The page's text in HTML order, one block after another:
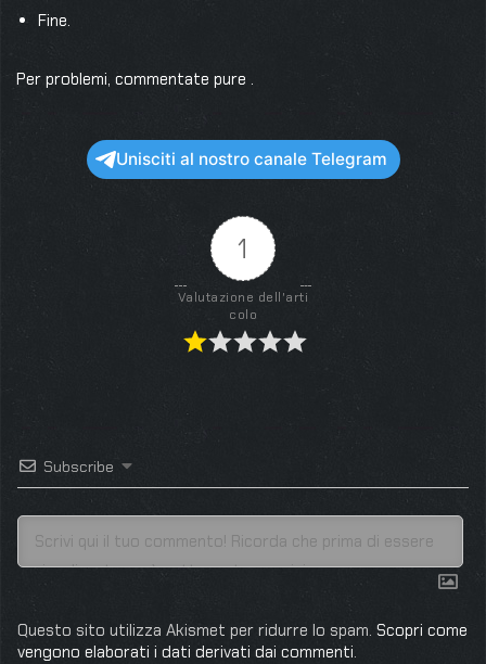
Fine.
Per problemi, commentate pure .
Unisciti al nostro canale Telegram
1
Valutazione dell'arti
colo
Subscribe
Questo sito utilizza Akismet per ridurre lo spam. Scopri come
vengono elaborati i dati derivati dai commenti.